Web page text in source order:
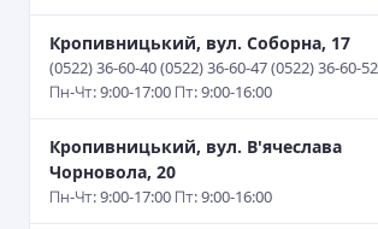
Кропивницький, вул. Соборна, 17
(0522) 36-60-40 (0522) 36-60-47 (0522) 36-60-52
Пн-Чт: 9:00-17:00 Пт: 9:00-16:00
Кропивницький, вул. В'ячеслава
Чорновола, 20
Пн-Чт: 9:00-17:00 Пт: 9:00-16:00